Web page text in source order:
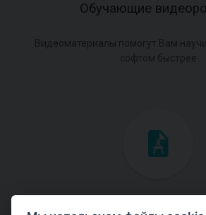
Обучающие